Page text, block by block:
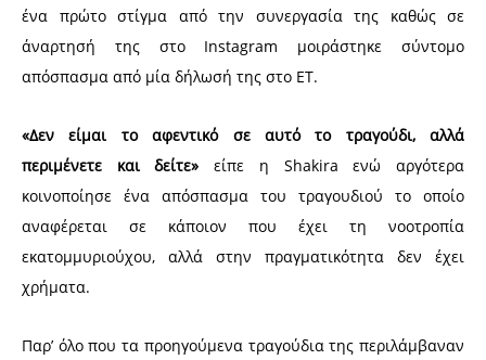
ένα πρώτο στίγμα από την συνεργασία της καθώς σε
άναρτησή της στο Ιnstagram μοιράστηκε σύντομο
απόσπασμα από μία δήλωσή της στο ΕΤ.
«Δεν είμαι το αφεντικό σε αυτό το τραγούδι, αλλά
περιμένετε και δείτε» είπε η Shakira ενώ αργότερα
κοινοποίησε ένα απόσπασμα του τραγουδιού το οποίο
αναφέρεται σε κάποιον που έχει τη νοοτροπία
εκατομμυριούχου, αλλά στην πραγματικότητα δεν έχει
χρήματα.
Παρ’ όλο που τα προηγούμενα τραγούδια της περιλάμβαναν